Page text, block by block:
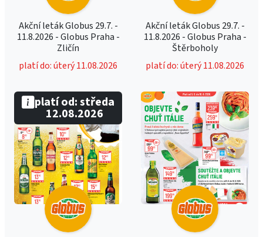
Akční leták Globus 29.7. -
11.8.2026 - Globus Praha -
Zličín
platí do: úterý 11.08.2026
Akční leták Globus 29.7. -
11.8.2026 - Globus Praha -
Štěrboholy
platí do: úterý 11.08.2026
platí od: středa
12.08.2026